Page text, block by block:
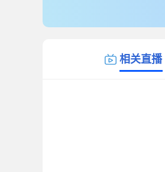
相关直播